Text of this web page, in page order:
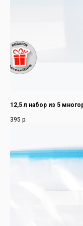
12,5 л набор из 5
395 р.